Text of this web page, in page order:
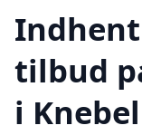
tilbud
i Knebel